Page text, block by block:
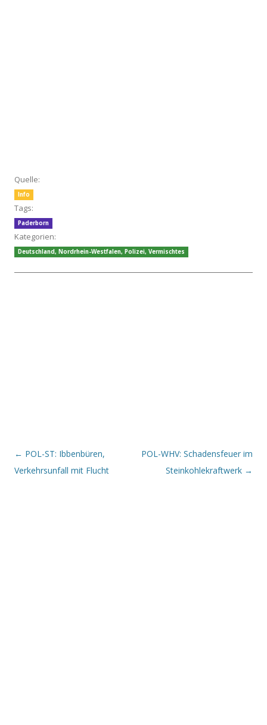
Quelle:
Info
Tags:
Paderborn
Kategorien:
Deutschland, Nordrhein-Westfalen, Polizei, Vermischtes
Beitrags-Navigation
← POL-ST: Ibbenbüren,
Verkehrsunfall mit Flucht
POL-WHV: Schadensfeuer im
Steinkohlekraftwerk →